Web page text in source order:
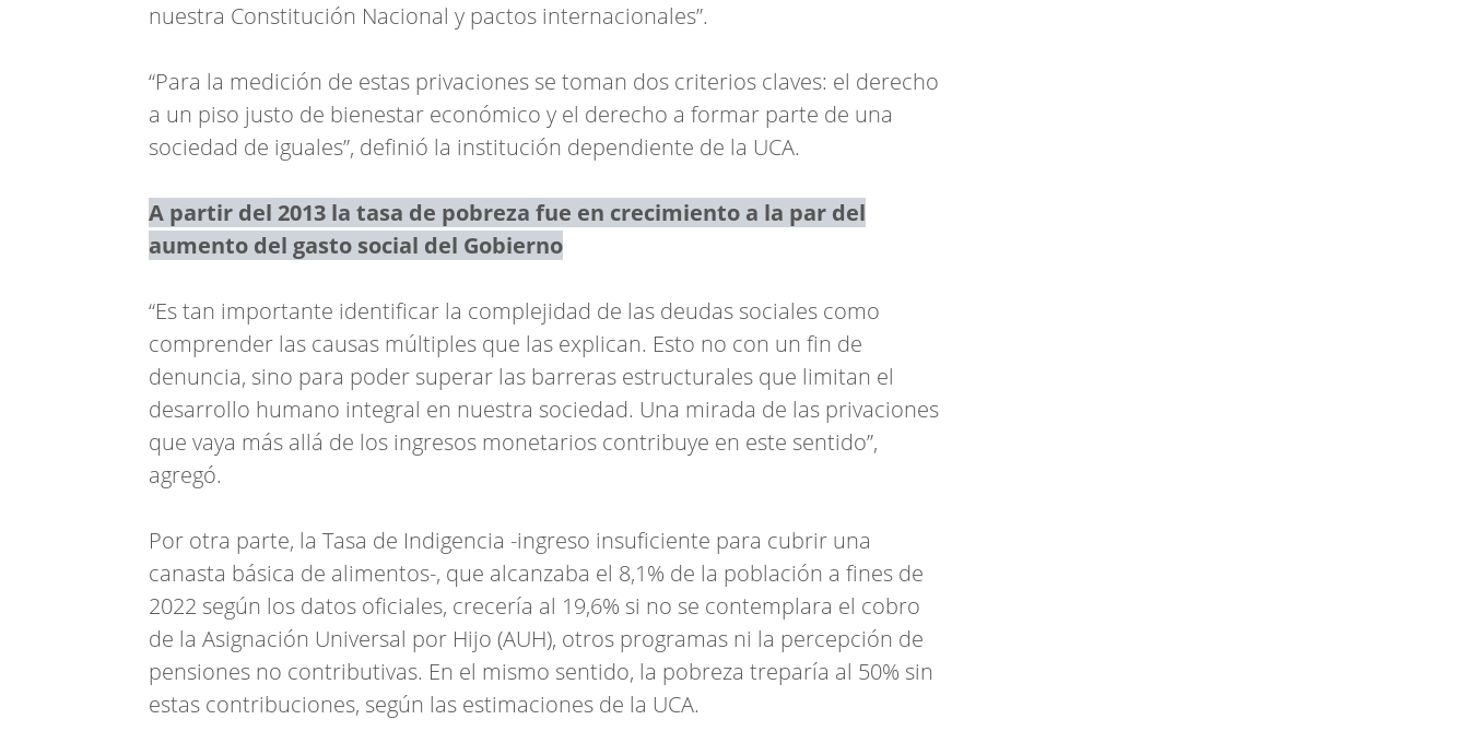
nuestra Constitución Nacional y pactos internacionales”.
“Para la medición de estas privaciones se toman dos criterios claves: el derecho
a un piso justo de bienestar económico y el derecho a formar parte de una
sociedad de iguales”, definió la institución dependiente de la UCA.
A partir del 2013 la tasa de pobreza fue en crecimiento a la par del
aumento del gasto social del Gobierno
“Es tan importante identificar la complejidad de las deudas sociales como
comprender las causas múltiples que las explican. Esto no con un fin de
denuncia, sino para poder superar las barreras estructurales que limitan el
desarrollo humano integral en nuestra sociedad. Una mirada de las privaciones
que vaya más allá de los ingresos monetarios contribuye en este sentido”,
agregó.
Por otra parte, la Tasa de Indigencia -ingreso insuficiente para cubrir una
canasta básica de alimentos-, que alcanzaba el 8,1% de la población a fines de
2022 según los datos oficiales, crecería al 19,6% si no se contemplara el cobro
de la Asignación Universal por Hijo (AUH), otros programas ni la percepción de
pensiones no contributivas. En el mismo sentido, la pobreza treparía al 50% sin
estas contribuciones, según las estimaciones de la UCA.